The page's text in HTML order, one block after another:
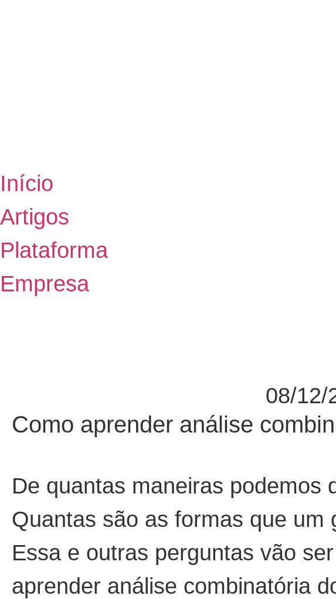
Início
Artigos
Plataforma
Empresa
08/12/
Como aprender análise
De quantas maneiras podemos
Quantas são as formas que um
Essa e outras perguntas vão
aprender análise combinatória